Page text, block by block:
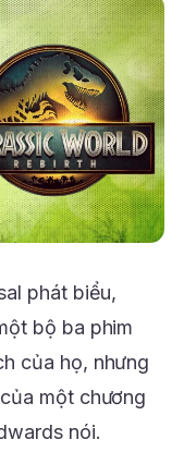
phát biểu,
bộ ba phim
của họ, nhưng
một chương
nói.